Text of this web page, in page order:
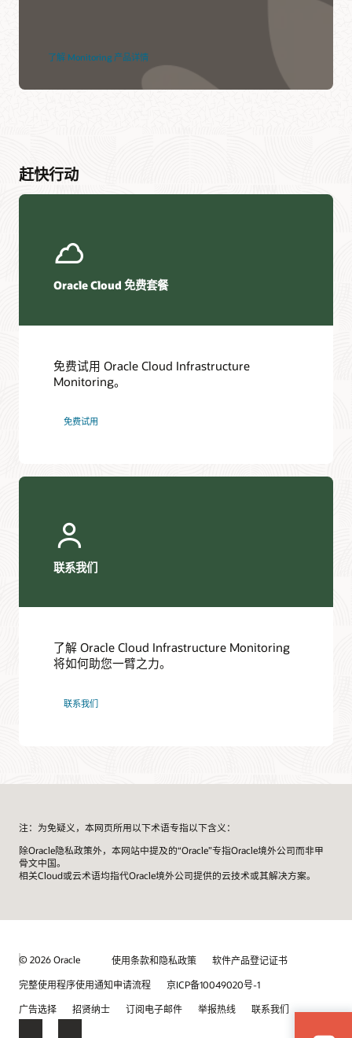
了解 Monitoring 产品详情
赶快行动
Oracle Cloud 免费套餐
免费试用 Oracle Cloud Infrastructure
Monitoring。
免费试用
联系我们
了解 Oracle Cloud Infrastructure Monitoring
将如何助您一臂之力。
联系我们
注：为免疑义，本网页所用以下术语专指以下含义：
除Oracle隐私政策外，本网站中提及的“Oracle”专指Oracle境外公司而非甲
骨文中国。
相关Cloud或云术语均指代Oracle境外公司提供的云技术或其解决方案。
© 2026 Oracle 使用条款和隐私政策
软件产品登记证书
完整使用程序使用通知申请流程
京ICP备10049020号-1
广告选择
招贤纳士 订阅电子邮件 举报热线 联系我们